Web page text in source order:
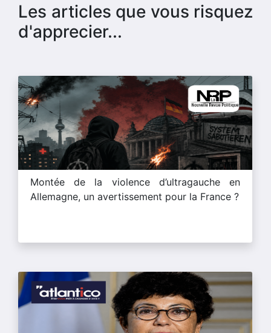
Les articles que vous risquez
d'apprecier...
Montée de la violence d’ultragauche en
Allemagne, un avertissement pour la France ?